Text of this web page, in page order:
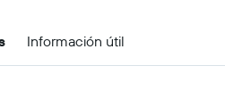
Información útil